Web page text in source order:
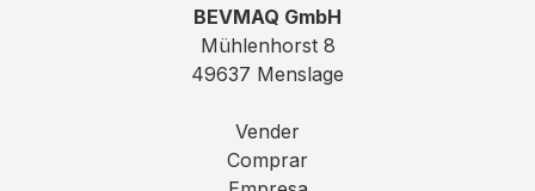
BEVMAQ GmbH
Mühlenhorst 8
49637 Menslage
Vender
Comprar